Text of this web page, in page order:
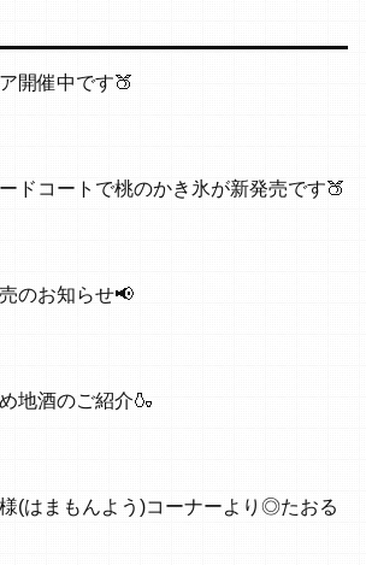
開催中です🍑
ドコートで桃のかき氷が新発売です🍑
のお知らせ📢
地酒のご紹介🍶
(はまもんよう)コーナーより◎たおる